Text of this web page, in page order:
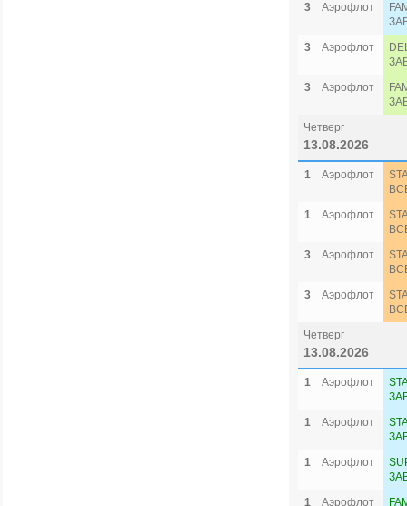
3
Аэрофлот
3
Аэрофлот
3
Аэрофлот
Четверг
13.08.2026
1 Аэрофлот
1
Аэрофлот
3
Аэрофлот
3
Аэрофлот
Четверг
13.08.2026
1 Аэрофлот
1
Аэрофлот
1
Аэрофлот
1
Аэрофлот